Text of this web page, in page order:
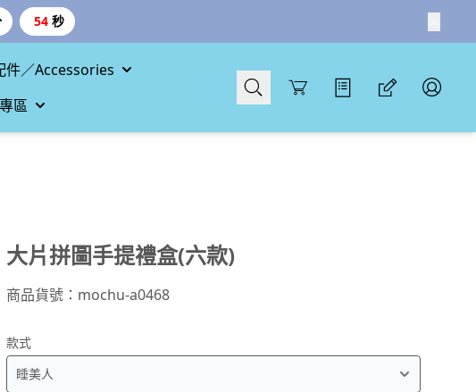
52 秒
件／Accessories
區
Cart
大片拼圖手提禮盒(六款)
商品貨號： mochu-a0468
款式